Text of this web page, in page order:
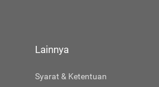
Lainnya
Syarat & Ketentuan